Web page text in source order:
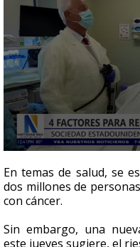
seconds
of
2
minutes,
seconds
En temas de salud, se
dos millones de
con cáncer.
Sin embargo, una
este jueves sugiere, el